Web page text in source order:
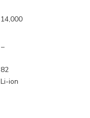
14,000
−
82
Li-ion